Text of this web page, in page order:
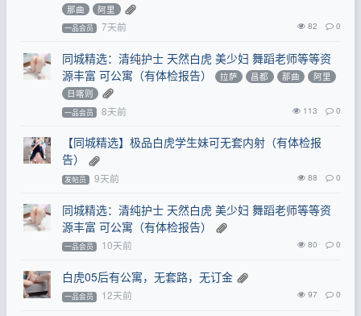
那曲
阿里
一品会员 7天前 82 0
同城精选：清纯护士 天然白虎 美少妇 舞蹈老师等等资
源丰富 可公寓（有体检报告）
拉萨 昌都 那曲
阿里
日喀则
一品会员 8天前 113 0
【同城精选】极品白虎学生妹可无套内射（有体检报
告）
发帖员 9天前 88 0
同城精选：清纯护士 天然白虎 美少妇 舞蹈老师等等资
源丰富 可公寓（有体检报告）
一品会员 10天前 80 0
白虎05后有公寓，无套路，无订金
一品会员 12天前 97 0